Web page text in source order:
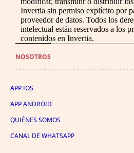
Invertia sin permiso explícito por
proveedor de datos. Todos los
intelectual están reservados a los
contenidos en Invertia.
NOSOTROS
APP IOS
APP ANDROID
QUIÉNES SOMOS
CANAL DE WHATSAPP